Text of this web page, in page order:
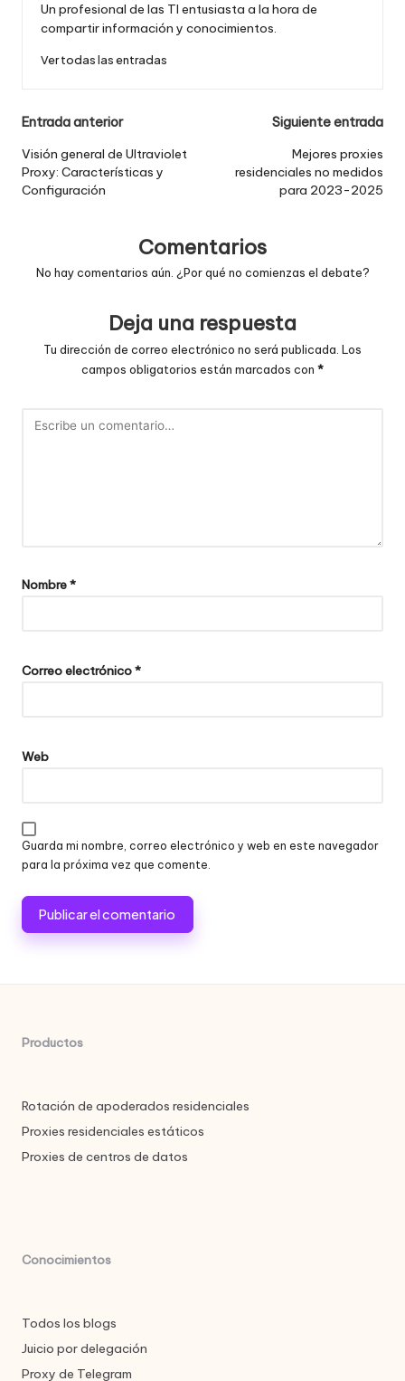
Un profesional de las TI entusiasta a la hora de
compartir información y conocimientos.
Ver todas las entradas
Navegación
de
entradas
Entrada anterior
Visión general de Ultraviolet
Proxy: Características y
Configuración
Siguiente entrada
Mejores proxies
residenciales no medidos
para 2023-2025
Comentarios
No hay comentarios aún. ¿Por qué no comienzas el debate?
Deja una respuesta
Tu dirección de correo electrónico no será publicada. Los
campos obligatorios están marcados con *
Nombre*
Correo electrónico*
Web
Guarda mi nombre, correo electrónico y web en este navegador
para la próxima vez que comente.
Productos
Rotación de apoderados residenciales
Proxies residenciales estáticos
Proxies de centros de datos
Conocimientos
Todos los blogs
Juicio por delegación
Proxy de Telegram